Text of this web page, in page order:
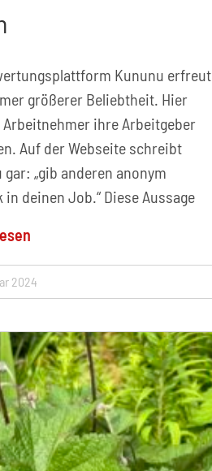
Kununu erfreut
größerer Beliebtheit. Hier
Arbeitnehmer ihre Arbeitgeber
Auf der Webseite schreibt
gar: „gib anderen anonym
in deinen Job.“ Diese Aussage
2024